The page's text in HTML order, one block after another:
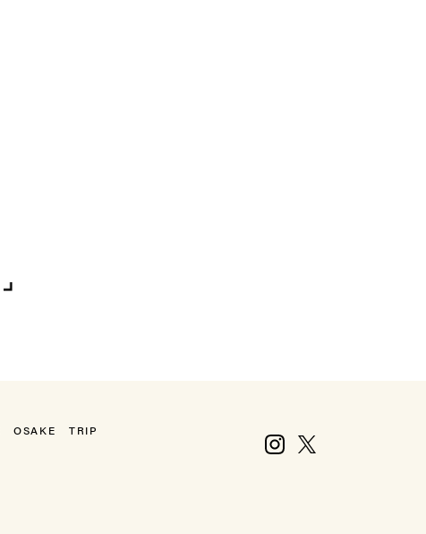
OSAKE
TRIP
Instagram